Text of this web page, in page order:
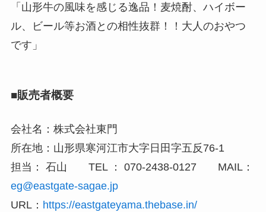
「山形牛の風味を感じる逸品！麦焼酎、ハイボー
ル、ビール等お酒との相性抜群！！大人のおやつ
です」
■販売者概要
会社名：株式会社東門
所在地：山形県寒河江市大字日田字五反76-1
担当： 石山 TEL ： 070-2438-0127 MAIL：
eg@eastgate-sagae.jp
URL： https://eastgateyama.thebase.in/